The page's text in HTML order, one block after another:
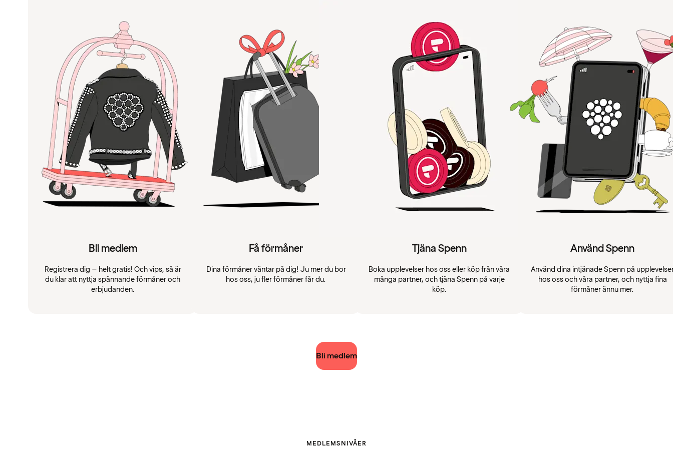
Bli medlem
Registrera dig – helt gratis! Och vips, så är
du klar att nyttja spännande förmåner och
erbjudanden.
Få förmåner
Dina förmåner väntar på dig! Ju mer du bor
hos oss, ju fler förmåner får du.
Tjäna Spenn
Boka upplevelser hos oss eller köp från våra
många partner, och tjäna Spenn på varje
köp.
Använd Spenn
Använd dina intjänade Spenn på
hos oss och våra partner, och nyttja fina
förmåner ännu mer.
Bli medlem
MEDLEMSNIVÅER